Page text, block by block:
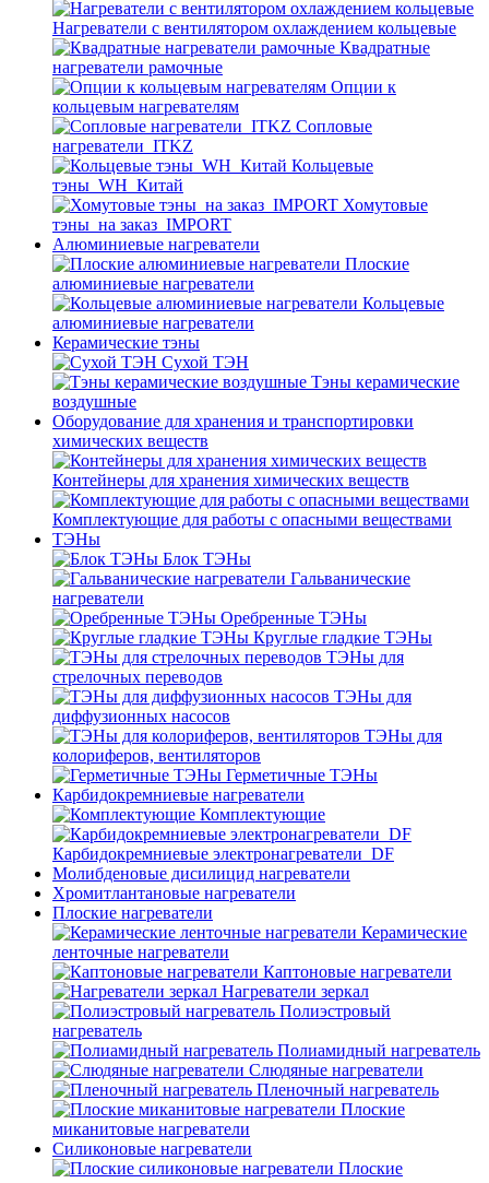
Нагреватели с вентилятором охлаждением кольцевые
Квадратные
нагреватели рамочные
Опции к
кольцевым нагревателям
Cопловые
нагреватели_ITKZ
Кольцевые
тэны_WH_Китай
Хомутовые
тэны_на заказ_IMPORT
Алюминиевые нагреватели
Плоские
алюминиевые нагреватели
Кольцевые
алюминиевые нагреватели
Керамические тэны
Сухой ТЭН
Тэны керамические
воздушные
Оборудование для хранения и транспортировки
химических веществ
Контейнеры для хранения химических веществ
Комплектующие для работы с опасными веществами
ТЭНы
Блок ТЭНы
Гальванические
нагреватели
Оребренные ТЭНы
Круглые гладкие ТЭНы
ТЭНы для
стрелочных переводов
ТЭНы для
диффузионных насосов
ТЭНы для
колориферов, вентиляторов
Герметичные ТЭНы
Карбидокремниевые нагреватели
Комплектующие
Карбидокремниевые электронагреватели_DF
Молибденовые дисилицид нагреватели
Хромитлантановые нагреватели
Плоские нагреватели
Керамические
ленточные нагреватели
Каптоновые нагреватели
Нагреватели зеркал
Полиэстровый
нагреватель
Полиамидный нагреватель
Слюдяные нагреватели
Пленочный нагреватель
Плоские
миканитовые нагреватели
Силиконовые нагреватели
Плоские